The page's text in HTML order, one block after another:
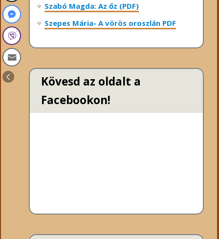
Szabó Magda: Az őz (PDF)
Szepes Mária- A vörös oroszlán PDF
Kövesd az oldalt a
Facebookon!